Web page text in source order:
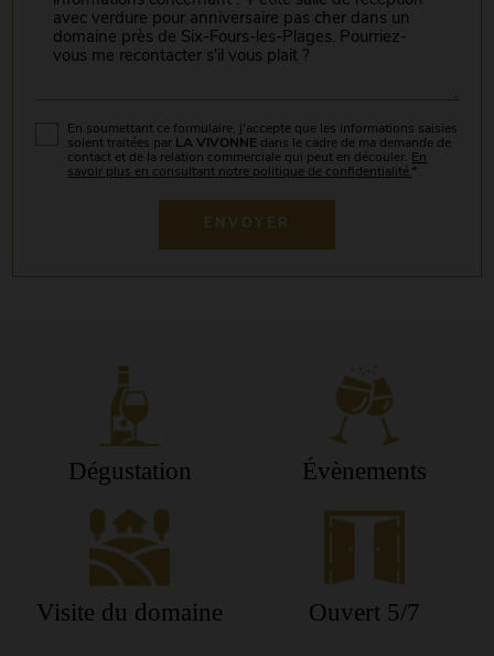
En soumettant ce formulaire, j'accepte que les informations saisies
soient traitées par LA VIVONNE dans le cadre de ma demande de
contact et de la relation commerciale qui peut en découler. En
savoir plus en consultant notre politique de confidentialité.*
Dégustation Évènements
Visite du domaine Ouvert 5/7